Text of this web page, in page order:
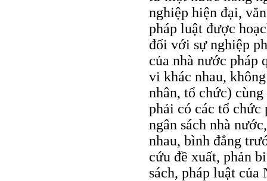
nghiệp hiện đại,
pháp luật được
đối với sự nghiệp
của nhà nước pháp
vi khác nhau,
nhân, tổ chức)
phải có các tổ chức
ngân sách nhà
nhau, bình đẳng
cứu đề xuất, phản
sách, pháp luật của